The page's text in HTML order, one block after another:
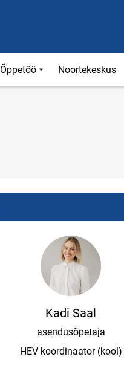
Õppetöö Noortekeskus
Kadi Saal
asendusõpetaja
HEV koordinaator (kool)